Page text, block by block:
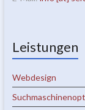
Leistungen
Webdesign